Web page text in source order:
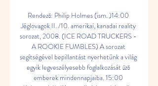
Rendező: Philip Holmes (ism. )14:00
Jéglovagok II. /10. amerikai, kanadai reality
sorozat, 2008. (ICE ROAD TRUCKERS -
A ROOKIE FUMBLES) A sorozat
segítségével bepillantást nyerhetünk a világ
egyik legveszélyesebb foglalkozását űző
emberek mindennapjaiba. 15:00